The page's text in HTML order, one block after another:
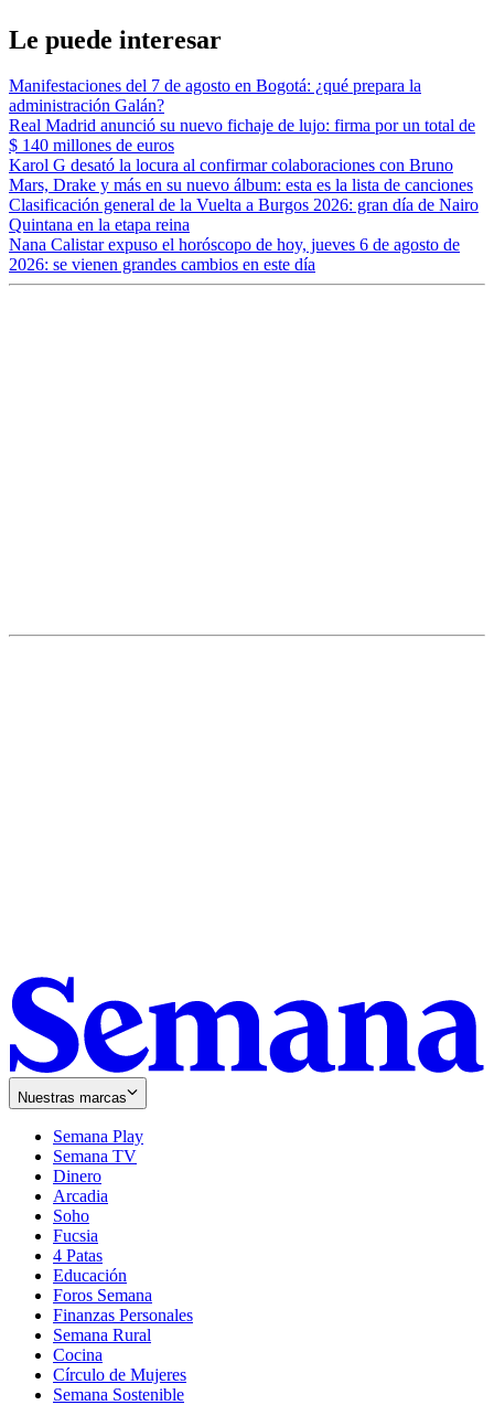
Le puede interesar
Manifestaciones del 7 de agosto en Bogotá: ¿qué prepara la
administración Galán?
Real Madrid anunció su nuevo fichaje de lujo: firma por un total de
$ 140 millones de euros
Karol G desató la locura al confirmar colaboraciones con Bruno
Mars, Drake y más en su nuevo álbum: esta es la lista de canciones
Clasificación general de la Vuelta a Burgos 2026: gran día de Nairo
Quintana en la etapa reina
Nana Calistar expuso el horóscopo de hoy, jueves 6 de agosto de
2026: se vienen grandes cambios en este día
Nuestras marcas
Semana Play
Semana TV
Dinero
Arcadia
Soho
in
new
window
Fucsia
in
new
window
4 Patas
Educación
Foros Semana
Finanzas Personales
Semana Rural
Cocina
Círculo de Mujeres
Semana Sostenible